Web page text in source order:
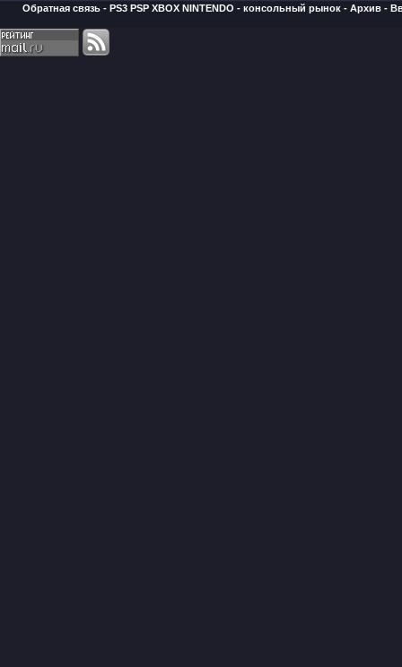
Обратная связь - PS3 PSP XBOX NINTENDO - консольный рынок - Архив -